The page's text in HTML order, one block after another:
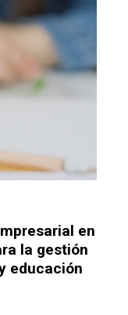
en
la gestión
educación